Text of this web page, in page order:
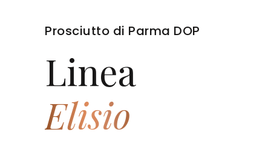
Prosciutto di Parma DOP
Linea
Elisio